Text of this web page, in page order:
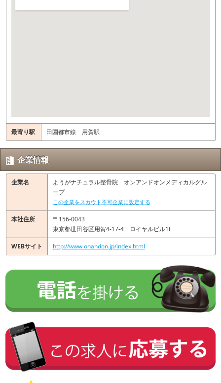
最寄り駅 田園都市線 用賀駅
企業情報
企業名
ようがナチュラル整骨院 オンアンドオンメディカルグル
ープ
この企業をスカウト不可企業に設定する
本社住所
〒156-0043
東京都世田谷区用賀4-17-4 ロイヤルビル1F
WEBサイト http://www.onandon.jp/index.html